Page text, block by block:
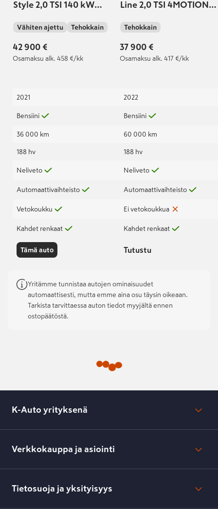
Style 2,0 TSI 140 kW
automaatti
Vähiten ajettu Tehokkain
42 900 €
Osamaksu alk. 458 €/kk
2021
Bensiini
36 000 km
188 hv
Neliveto
Automaattivaihteisto
Vetokoukku
Kahdet renkaat
Tämä auto
Line 2,0 TSI 4MOTION
Tehokkain
37 900 €
Osamaksu alk. 417 €/kk
2022
Bensiini
60 000 km
188 hv
Neliveto
Automaattivaihteisto
Ei vetokoukkua
Kahdet renkaat
Tutustu
Yritämme tunnistaa autojen ominaisuudet
automaattisesti, mutta emme aina osu täysin oikeaan.
Tarkista tarvittaessa auton tiedot myyjältä ennen
ostopäätöstä.
K-Auto yrityksenä
Lehdistötiedotteet
Toimipisteiden yhteystiedot
Verkkokauppa ja asiointi
Toimitustavat ja -kulut
Verkkokaupan peruuttamisilmoitus
Tietosuoja ja yksityisyys